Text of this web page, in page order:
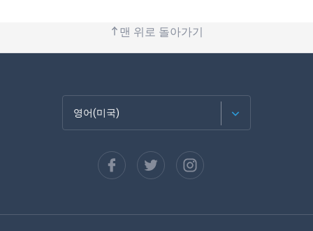
맨 위로 돌아가기
영어(미국)
Español
Deutsch